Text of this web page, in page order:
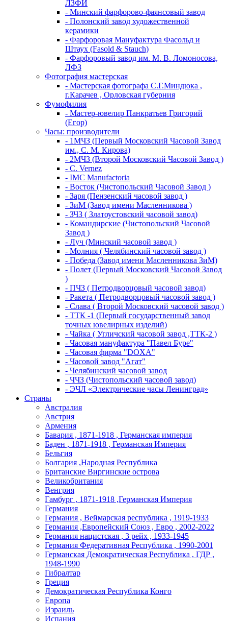
ЛЗФИ
- Минский фарфорово-фаянсовый завод
- Полонский завод художественной
керамики
- Фарфоровая Мануфактура Фасольд и
Штаух (Fasold & Stauch)
- Фарфоровый завод им. М. В. Ломоносова,
ЛФЗ
Фотография мастерская
- Мастерская фотографа С.Г.Миндюка ,
г.Карачев , Орловская губерния
Фумофилия
- Мастер-ювелир Панкратьев Григорий
(Егор)
Часы: производители
- 1МЧЗ (Первый Московский Часовой Завод
им., С. М. Кирова)
- 2МЧЗ (Второй Московский Часовой Завод )
- C. Vernez
- IMC Manufactoria
- Восток (Чистопольский Часовой Завод )
- Заря (Пензенский часовой завод )
- ЗиМ (Завод имени Масленникова )
- ЗЧЗ ( Златоустовский часовой завод)
- Командирские (Чистопольский Часовой
Завод )
- Луч (Минский часовой завод )
- Молния ( Челябинский часовой завод )
- Победа (Завод имени Масленникова ЗиМ)
- Полет (Первый Московский Часовой Завод
)
- ПЧЗ ( Петродворцовый часовой завод)
- Ракета ( Петродворцовый часовой завод )
- Слава ( Второй Московский часовой завод )
- ТТК -1 (Первый государственный завод
точных ювелирных изделий)
- Чайка ( Угличский часовой завод ,ТТК-2 )
- Часовая мануфактура "Павел Буре"
- Часовая фирма "DOXA"
- Часовой завод "Агат"
- Челябинский часовой завод
- ЧЧЗ (Чистопольский часовой завод)
- ЭЧЛ «Электрические часы Ленинград»
Страны
Австралия
Австрия
Армения
Бавария , 1871-1918 , Германская империя
Баден , 1871-1918 , Германская Империя
Бельгия
Болгария ,Народная Республика
Британские Виргинские острова
Великобритания
Венгрия
Гамбург , 1871-1918 ,Германская Империя
Германия
Германия , Веймарская республика , 1919-1933
Германия ,Европейский Союз , Евро , 2002-2022
Германия нацистская , 3 рейх , 1933-1945
Германия Федеративная Республика , 1990-2001
Германская Демократическая Республика , ГДР ,
1948-1990
Гибралтар
Греция
Демократическая Республика Конго
Европа
Израиль
Испания